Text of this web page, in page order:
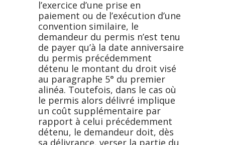
l’exercice d’une prise en
paiement ou de l’exécution d’une
convention similaire, le
demandeur du permis n’est tenu
de payer qu’à la date anniversaire
du permis précédemment
détenu le montant du droit visé
au paragraphe 5° du premier
alinéa. Toutefois, dans le cas où
le permis alors délivré implique
un coût supplémentaire par
rapport à celui précédemment
détenu, le demandeur doit, dès
sa délivrance, verser la partie du